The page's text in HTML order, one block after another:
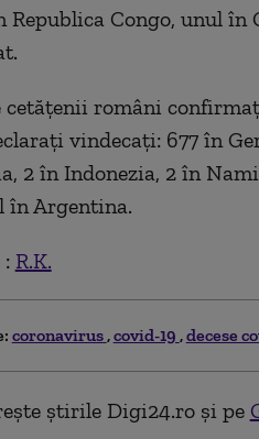
Republica Congo, unul
români
vindecați: 677 în
2 în Indonezia, 2 în
în Argentina.
R.K.
coronavirus covid-19 decese
știrile Digi24.ro și pe